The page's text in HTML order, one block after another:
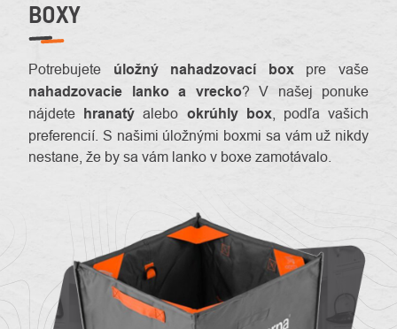
BOXY
Potrebujete úložný nahadzovací boxpre vaše
nahadzovacie lanko a vrecko? V našej ponuke
nájdete hranatý alebo okrúhly box, podľa vašich
preferencií. S našimi úložnými boxmi sa vám už nikdy
nestane, že by sa vám lanko v boxe zamotávalo.